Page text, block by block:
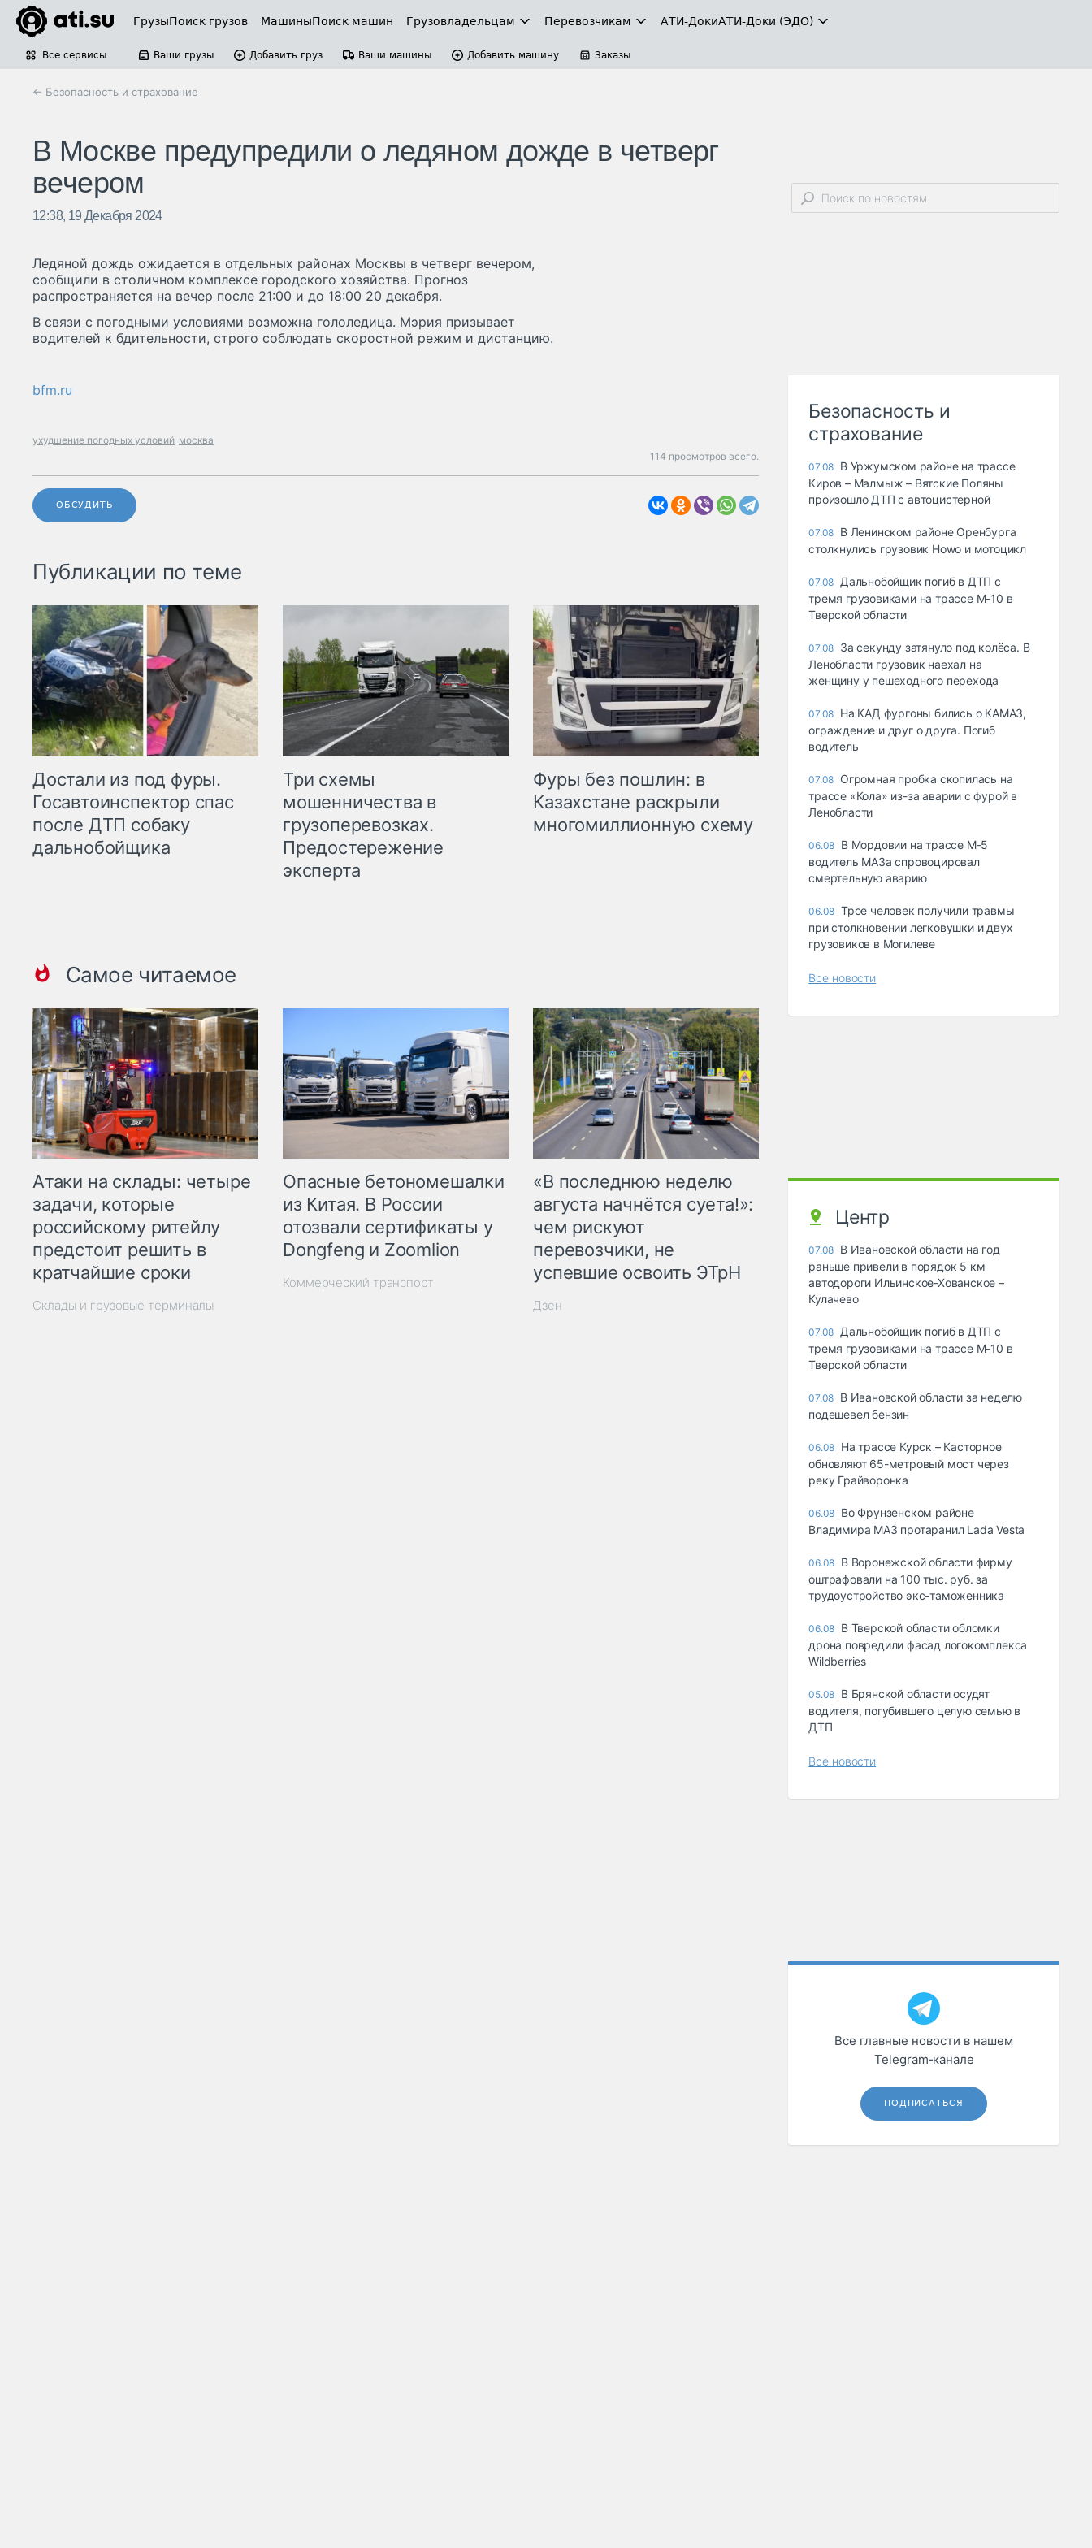
ГрузыПоиск грузов МашиныПоиск машин Грузовладельцам Перевозчикам АТИ-ДокиАТИ-Доки (ЭДО)
Все сервисы Ваши грузы Добавить груз Ваши машины Добавить машину Заказы
← Безопасность и страхование
В Москве предупредили о ледяном дожде в четверг
вечером
12:38, 19 Декабря 2024
Ледяной дождь ожидается в отдельных районах Москвы в четверг вечером,
сообщили в столичном комплексе городского хозяйства. Прогноз
распространяется на вечер после 21:00 и до 18:00 20 декабря.
В связи с погодными условиями возможна гололедица. Мэрия призывает
водителей к бдительности, строго соблюдать скоростной режим и дистанцию.
bfm.ru
ухудшение погодных условий москва
114 просмотров всего.
ОБСУДИТЬ
Публикации по теме
Достали из под фуры.
Госавтоинспектор спас
после ДТП собаку
дальнобойщика
Три схемы
мошенничества в
грузоперевозках.
Предостережение
эксперта
Фуры без пошлин: в
Казахстане раскрыли
многомиллионную схему
Самое читаемое
Атаки на склады: четыре
задачи, которые
российскому ритейлу
предстоит решить в
кратчайшие сроки
Склады и грузовые терминалы
Опасные бетономешалки
из Китая. В России
отозвали сертификаты у
Dongfeng и Zoomlion
Коммерческий транспорт
«В последнюю неделю
августа начнётся суета!»:
чем рискуют
перевозчики, не
успевшие освоить ЭТрН
Дзен
Безопасность и
страхование
07.08 В Уржумском районе на трассе
Киров – Малмыж – Вятские Поляны
произошло ДТП с автоцистерной
07.08 В Ленинском районе Оренбурга
столкнулись грузовик Howo и мотоцикл
07.08 Дальнобойщик погиб в ДТП с
тремя грузовиками на трассе М-10 в
Тверской области
07.08 За секунду затянуло под колёса. В
Ленобласти грузовик наехал на
женщину у пешеходного перехода
07.08 На КАД фургоны бились о КАМАЗ,
ограждение и друг о друга. Погиб
водитель
07.08 Огромная пробка скопилась на
трассе «Кола» из-за аварии с фурой в
Ленобласти
06.08 В Мордовии на трассе М-5
водитель МАЗа спровоцировал
смертельную аварию
06.08 Трое человек получили травмы
при столкновении легковушки и двух
грузовиков в Могилеве
Все новости
Центр
07.08 В Ивановской области на год
раньше привели в порядок 5 км
автодороги Ильинское-Хованское –
Кулачево
07.08 Дальнобойщик погиб в ДТП с
тремя грузовиками на трассе М-10 в
Тверской области
07.08 В Ивановской области за неделю
подешевел бензин
06.08 На трассе Курск – Касторное
обновляют 65-метровый мост через
реку Грайворонка
06.08 Во Фрунзенском районе
Владимира МАЗ протаранил Lada Vesta
06.08 В Воронежской области фирму
оштрафовали на 100 тыс. руб. за
трудоустройство экс-таможенника
06.08 В Тверской области обломки
дрона повредили фасад логокомплекса
Wildberries
05.08 В Брянской области осудят
водителя, погубившего целую семью в
ДТП
Все новости
Все главные новости в нашем
Telegram‑канале
ПОДПИСАТЬСЯ